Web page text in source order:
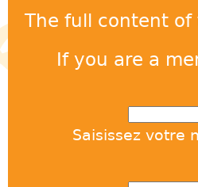
The full content of
If you are a
Saisissez votre